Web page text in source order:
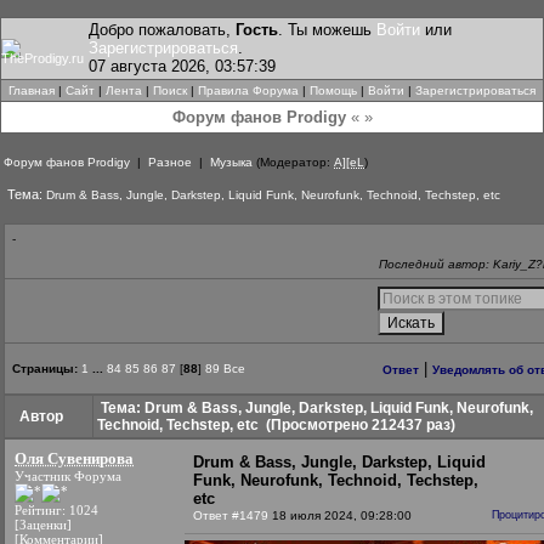
Добро пожаловать, Гость. Ты можешь Войти или
Зарегистрироваться.
07 августа 2026, 03:57:39
Главная | Сайт | Лента | Поиск | Правила Форума | Помощь | Войти | Зарегистрироваться
Форум фанов Prodigy« »
Форум фанов Prodigy | Разное | Музыка (Модератор: A][eL )
Тема: Drum & Bass, Jungle, Darkstep, Liquid Funk, Neurofunk, Technoid, Techstep, etc
-
Последний автор:
Страницы: 1 84 85 86 87 [88] 89 Все Ответ Уведомлять об
Автор
Тема: Drum & Bass, Jungle, Darkstep, Liquid Funk, Neurofunk,
Technoid, Techstep, etc (Просмотрено 212437 раз)
Оля Сувенирова
Участник Форума
Рейтинг: 1024
[Заценки]
[Комментарии]
Drum & Bass, Jungle, Darkstep, Liquid
Funk, Neurofunk, Technoid, Techstep,
etc
Ответ #1479 18 июля 2024, 09:28:00